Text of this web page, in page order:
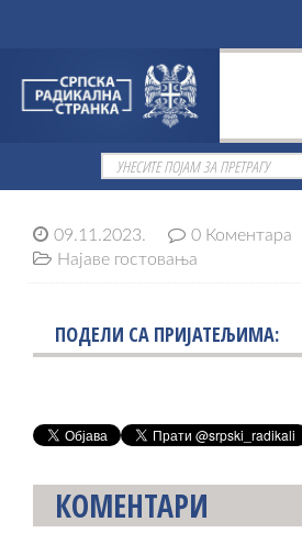
09.11.2023.
0 Коментара
Најаве гостовања
ПОДЕЛИ СА ПРИЈАТЕЉИМА:
КОМЕНТАРИ